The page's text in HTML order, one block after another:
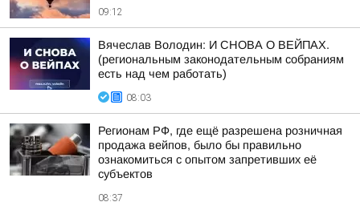
09:12
Вячеслав Володин: И СНОВА О ВЕЙПАХ.
(региональным законодательным собраниям
есть над чем работать)
08:03
Регионам РФ, где ещё разрешена розничная
продажа вейпов, было бы правильно
ознакомиться с опытом запретивших её
субъектов
08:37